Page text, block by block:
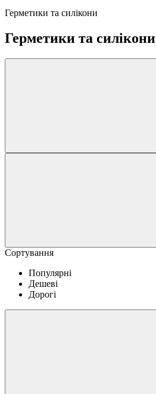
Герметики та силікони
Герметики та силікони
Сортування
Популярні
Дешеві
Дорогі